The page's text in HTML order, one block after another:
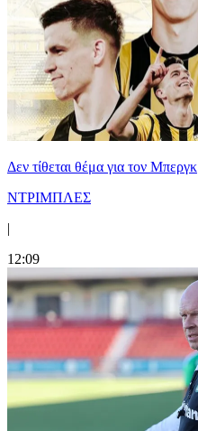
Δεν τίθεται θέμα για τον Μπεργκ
ΝΤΡΙΜΠΛΕΣ
|
12:09